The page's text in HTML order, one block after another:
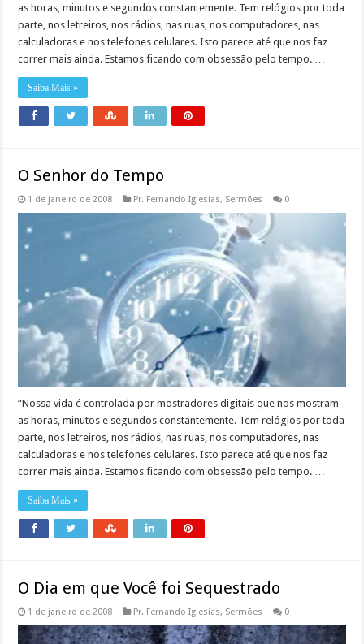
as horas, minutos e segundos constantemente. Tem relógios por toda
parte, nos letreiros, nos rádios, nas ruas, nos computadores, nas
calculadoras e nos telefones celulares. Isto parece até que nos faz
correr mais ainda. Estamos ficando com obsessão pelo tempo. …
Saiba Mais »
O Senhor do Tempo
1 de janeiro de 2008 Pr. Fernando Iglesias, Sermões 0
“Nossa vida é controlada por mostradores digitais que nos mostram
as horas, minutos e segundos constantemente. Tem relógios por toda
parte, nos letreiros, nos rádios, nas ruas, nos computadores, nas
calculadoras e nos telefones celulares. Isto parece até que nos faz
correr mais ainda. Estamos ficando com obsessão pelo tempo. …
Saiba Mais »
O Dia em que Você foi Sequestrado
1 de janeiro de 2008 Pr. Fernando Iglesias, Sermões 0